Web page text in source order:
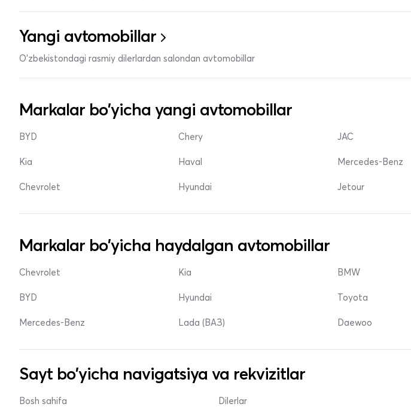
Yangi avtomobillar
O'zbekistondagi rasmiy dilerlardan salondan avtomobillar
Markalar bo'yicha yangi avtomobillar
BYD
Kia
Chevrolet
Chery
Haval
Hyundai
JAC
Mercedes-Benz
Jetour
Markalar bo'yicha haydalgan avtomobillar
Chevrolet
BYD
Mercedes-Benz
Kia
Hyundai
Lada (ВАЗ)
BMW
Toyota
Daewoo
Sayt bo'yicha navigatsiya va rekvizitlar
Bosh sahifa Dilerlar